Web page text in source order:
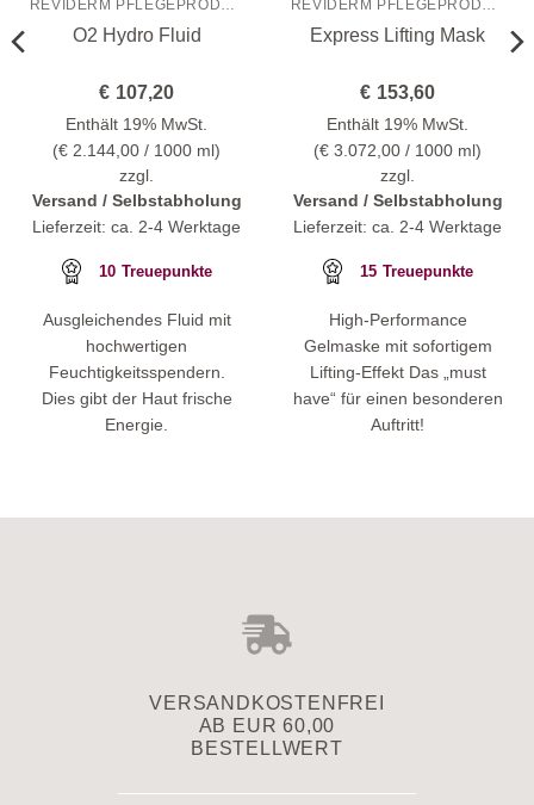
REVIDERM PFLEGEPRODUKTE
O2 Hydro Fluid
€ 107,20
Enthält 19% MwSt.
(€ 2.144,00/ 1000 ml)
zzgl.
Versand / Selbstabholung
Lieferzeit: ca. 2-4 Werktage
10 Treuepunkte
Ausgleichendes Fluid mit
hochwertigen
Feuchtigkeitsspendern.
Dies gibt der Haut frische
Energie.
REVIDERM PFLEGEPRODUKTE
Express Lifting Mask
€ 153,60
Enthält 19% MwSt.
(€ 3.072,00/ 1000 ml)
zzgl.
Versand / Selbstabholung
Lieferzeit: ca. 2-4 Werktage
15 Treuepunkte
High-Performance
Gelmaske mit sofortigem
Lifting-Effekt Das „must
have“ für einen besonderen
Auftritt!
VERSAND­KOSTENFREI
AB EUR 60,00
BESTELLWERT